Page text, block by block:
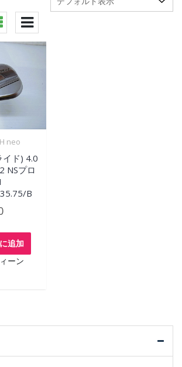
neo
イド) 4.0
NSプロ
B
追加
ーン